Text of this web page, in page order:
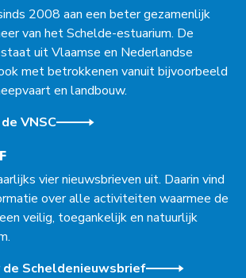
2008 aan een beter gezamenlijk
van het Schelde-estuarium. De
uit Vlaamse en Nederlandse
met betrokkenen vanuit bijvoorbeeld
en landbouw.
VNSC
vier nieuwsbrieven uit. Daarin vind
over alle activiteiten waarmee de
veilig, toegankelijk en natuurlijk
de Scheldenieuwsbrief